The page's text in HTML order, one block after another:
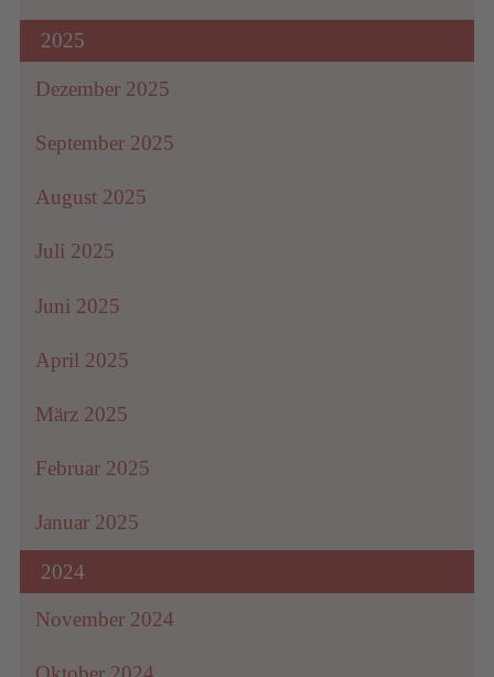
2025
Dezember 2025
September 2025
August 2025
Juli 2025
Juni 2025
April 2025
März 2025
Februar 2025
Januar 2025
2024
November 2024